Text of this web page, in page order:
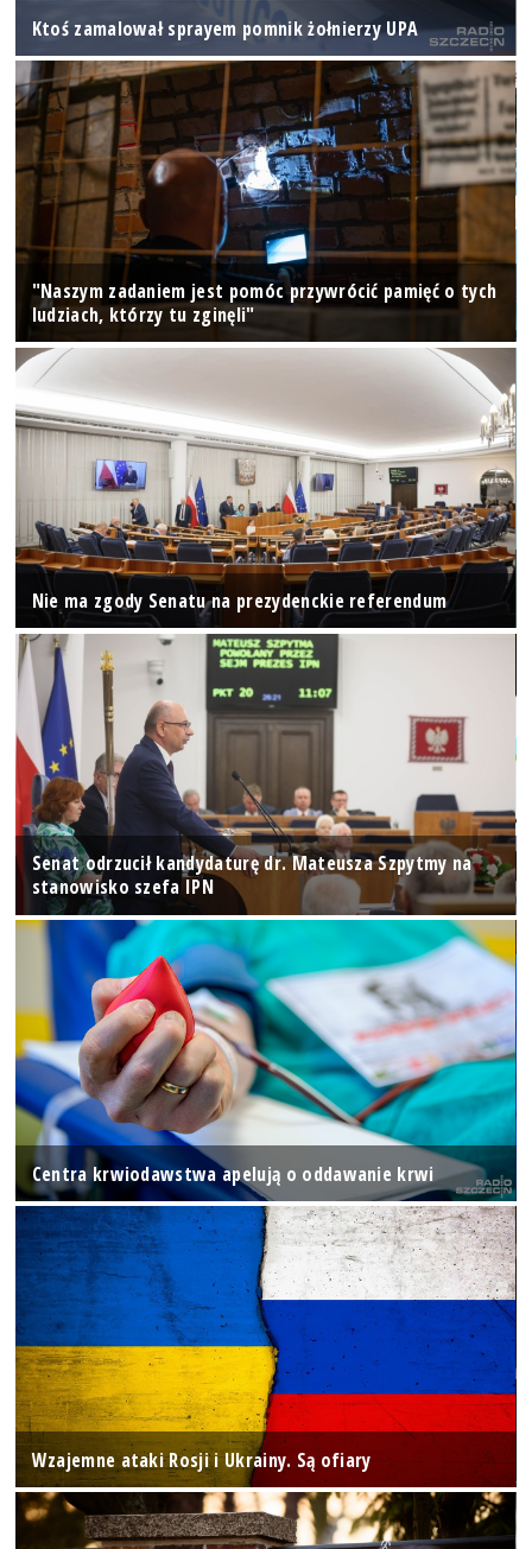
Ktoś zamalował sprayem pomnik żołnierzy UPA
"Naszym zadaniem jest pomóc przywrócić pamięć o tych
ludziach, którzy tu zginęli"
Nie ma zgody Senatu na prezydenckie referendum
Senat odrzucił kandydaturę dr. Mateusza Szpytmy na
stanowisko szefa IPN
Centra krwiodawstwa apelują o oddawanie krwi
Wzajemne ataki Rosji i Ukrainy. Są ofiary